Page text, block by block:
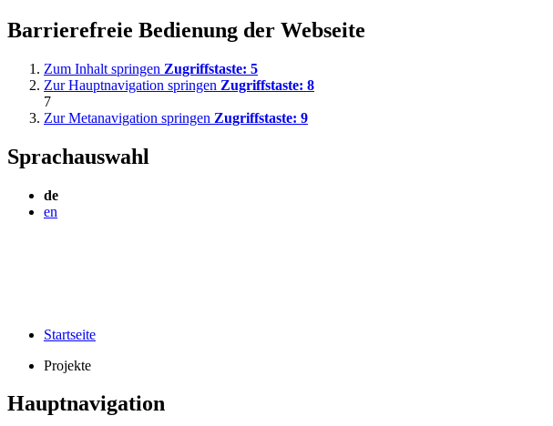
Barrierefreie Bedienung der Webseite
Zum Inhalt springen Zugriffstaste: 5
Zur Hauptnavigation springen Zugriffstaste: 8
7
Zur Metanavigation springen Zugriffstaste: 9
Sprachauswahl
de
en
Startseite
Projekte
Hauptnavigation